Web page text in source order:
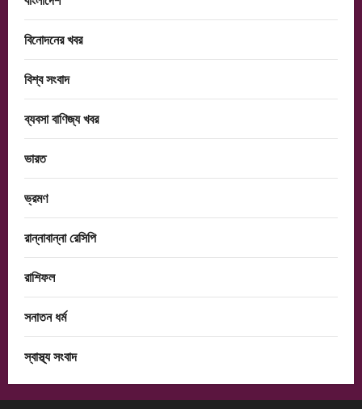
বিনোদনের খবর
বিশ্ব সংবাদ
ব্যবসা বাণিজ্য খবর
ভারত
ভ্রমণ
রান্নাবান্না রেসিপি
রাশিফল
সনাতন ধর্ম
স্বাস্থ্য সংবাদ